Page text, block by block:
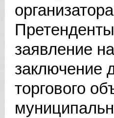
заявление
заключение
торгового